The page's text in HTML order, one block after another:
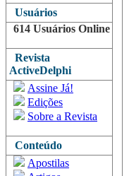
Usuários
614 Usuários Online
Revista
ActiveDelphi
Assine Já!
Edições
Sobre a Revista
Conteúdo
Apostilas